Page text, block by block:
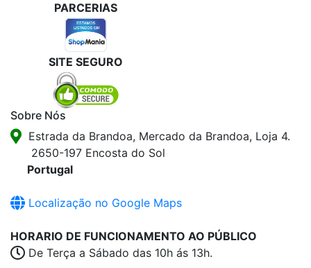
PARCERIAS
SITE SEGURO
Sobre Nós
Estrada da Brandoa, Mercado da Brandoa, Loja 4.
2650-197 Encosta do Sol
Portugal
Localização no Google Maps
HORARIO DE FUNCIONAMENTO AO PÚBLICO
De Terça a Sábado das 10h ás 13h.